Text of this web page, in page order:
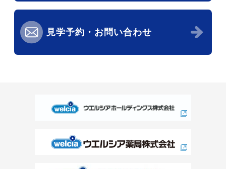
見学予約・お問い合わせ